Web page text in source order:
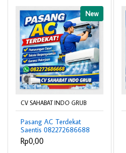
New
CV SAHABAT INDO GRUB
Pasang AC Terdekat
Saentis 082272686688
– Teknisi Profesional &
Bergaransi ❄️
Rp0,00